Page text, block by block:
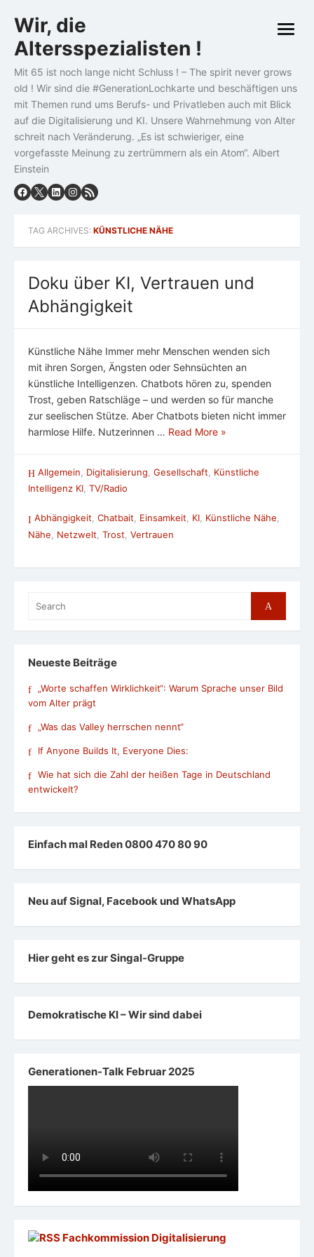
to
content
Wir, die
Altersspezialisten !
Mit 65 ist noch lange nicht Schluss ! – The spirit never grows
old ! Wir sind die #GenerationLochkarte und beschäftigen uns
mit Themen rund ums Berufs- und Privatleben auch mit Blick
auf die Digitalisierung und KI. Unsere Wahrnehmung von Alter
schreit nach Veränderung. „Es ist schwieriger, eine
vorgefasste Meinung zu zertrümmern als ein Atom“. Albert
Einstein
open
TAG ARCHIVES: KÜNSTLICHE NÄHE
Doku über KI, Vertrauen und
Abhängigkeit
Künstliche Nähe Immer mehr Menschen wenden sich
mit ihren Sorgen, Ängsten oder Sehnsüchten an
künstliche Intelligenzen. Chatbots hören zu, spenden
Trost, geben Ratschläge – und werden so für manche
zur seelischen Stütze. Aber Chatbots bieten nicht immer
harmlose Hilfe. Nutzerinnen … Read More »
Allgemein Digitalisierung Gesellschaft
Künstliche
Intelligenz KI, TV/Radio
Abhängigkeit, Chatbait, Einsamkeit, KI, Künstliche Nähe,
Nähe
Netzwelt Trost Vertrauen
for:
Search
Neueste Beiträge
„Worte schaffen Wirklichkeit“: Warum Sprache unser Bild
vom Alter prägt
„Was das Valley herrschen nennt“
If Anyone Builds It, Everyone Dies:
Wie hat sich die Zahl der heißen Tage in Deutschland
entwickelt?
Einfach mal Reden 0800 470 80 90
Neu auf Signal, Facebook und WhatsApp
Hier geht es zur Singal-Gruppe
Demokratische KI – Wir sind dabei
Generationen-Talk Februar 2025
Fachkommission Digitalisierung